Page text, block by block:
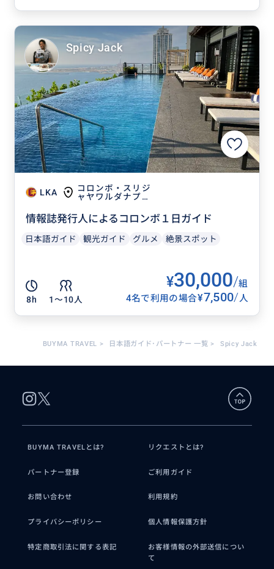
LKA
コロンボ・スリジ
ャヤワルダナプラ
情報誌発行人によるコロンボ１日ガイド
日本語ガイド 観光ガイド グルメ 絶景スポット
8h 1〜10人
¥30,000/組
4名で利用の場合¥7,500/人
Spicy Jack
BUYMA TRAVEL > 日本語ガイド･パートナー 一覧 > Spicy Jack
BUYMA TRAVELとは? リクエストとは?
パートナー登録 ご利用ガイド
お問い合わせ 利用規約
プライバシーポリシー 個人情報保護方針
特定商取引法に関する表記
お客様情報の外部送信につい
て